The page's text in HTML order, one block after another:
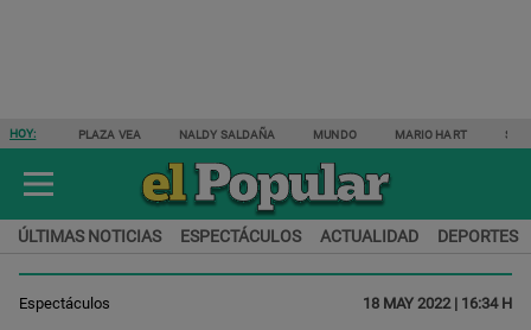
HOY: PLAZA VEA NALDY SALDAÑA MUNDO MARIO HART
ÚLTIMAS NOTICIAS ESPECTÁCULOS ACTUALIDAD DEPORTES
Espectáculos 18 MAY 2022 | 16:34 H